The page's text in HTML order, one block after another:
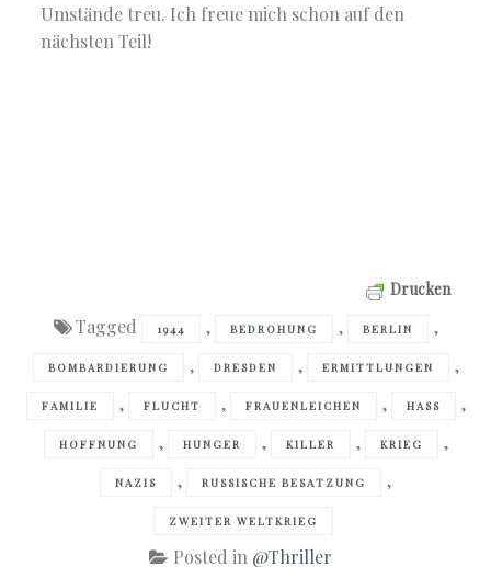
Umstände treu. Ich freue mich schon auf den
nächsten Teil!
Drucken
Tagged 1944 , BEDROHUNG , BERLIN ,
BOMBARDIERUNG , DRESDEN , ERMITTLUNGEN ,
FAMILIE , FLUCHT , FRAUENLEICHEN , HASS ,
HOFFNUNG , HUNGER , KILLER , KRIEG ,
NAZIS , RUSSISCHE BESATZUNG ,
ZWEITER WELTKRIEG
Posted in @Thriller